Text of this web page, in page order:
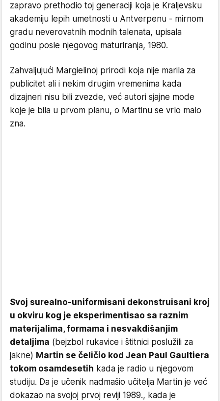
zapravo prethodio toj generaciji koja je Kraljevsku
akademiju lepih umetnosti u Antverpenu - mirnom
gradu neverovatnih modnih talenata, upisala
godinu posle njegovog maturiranja, 1980.
Zahvaljujući Margielinoj prirodi koja nije marila za
publicitet ali i nekim drugim vremenima kada
dizajneri nisu bili zvezde, već autori sjajne mode
koje je bila u prvom planu, o Martinu se vrlo malo
zna.
Svoj surealno-uniformisani dekonstruisani kroj
u okviru kog je eksperimentisao sa raznim
materijalima, formama i nesvakdišanjim
detaljima (bejzbol rukavice i štitnici poslužili za
jakne) Martin se čeličio kod Jean Paul Gaultiera
tokom osamdesetih kada je radio u njegovom
studiju. Da je učenik nadmašio učitelja Martin je već
dokazao na svojoj prvoj reviji 1989., kada je